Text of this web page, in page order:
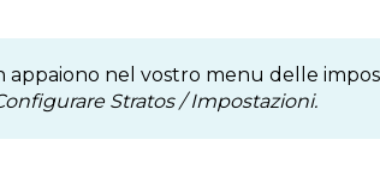
nel vostro menu delle
Stratos / Impostazioni.